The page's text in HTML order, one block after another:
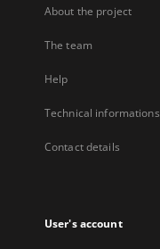
About the project
The team
Help
Technical informations
Contact details
User's account